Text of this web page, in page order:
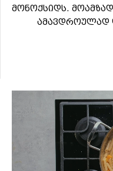
მონოქსიდს.
ამავდროულად